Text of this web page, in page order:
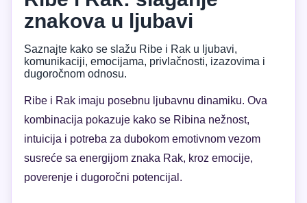
znakova u ljubavi
Saznajte kako se slažu Ribe i Rak u ljubavi,
komunikaciji, emocijama, privlačnosti, izazovima i
dugoročnom odnosu.
Ribe i Rak imaju posebnu ljubavnu dinamiku. Ova
kombinacija pokazuje kako se Ribina nežnost,
intuicija i potreba za dubokom emotivnom vezom
susreće sa energijom znaka Rak, kroz emocije,
poverenje i dugoročni potencijal.